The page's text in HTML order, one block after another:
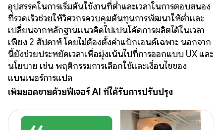
อุปสรรคในการเริ่มต้นใช้งานที่ต่ำและเวลาในการตอบสนอง
ที่รวดเร็วช่วยให้วิศวกรควบคุมต้นทุนการพัฒนาให้ต่ำและ
เปลี่ยนจากหลักฐานแนวคิดไปเป็นโค้ดการผลิตได้ในเวลา
เพียง 2 สัปดาห์ โดยไม่ต้องตั้งค่าแบ็กเอนด์เฉพาะ นอกจาก
นี้ยังช่วยประหยัดเวลาเพื่อมุ่งเน้นไปที่การออกแบบ UX และ
นโยบาย เช่น พฤติกรรมการเลือกใช้และเงื่อนไขของ
แบนเนอร์การแปล
เพิ่มยอดขายด้วยฟีเจอร์ AI ที่ได้รับการปรับปรุง